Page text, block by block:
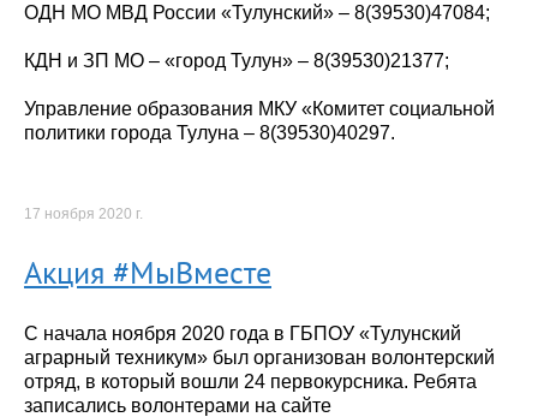
ОДН МО МВД России «Тулунский» – 8(39530)47084;
КДН и ЗП МО – «город Тулун» – 8(39530)21377;
Управление образования МКУ «Комитет социальной
политики города Тулуна – 8(39530)40297.
17 ноября 2020 г.
Акция #МыВместе
С начала ноября 2020 года в ГБПОУ «Тулунский
аграрный техникум» был организован волонтерский
отряд, в который вошли 24 первокурсника. Ребята
записались волонтерами на сайте